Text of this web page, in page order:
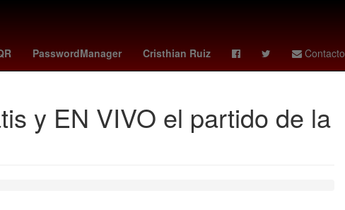
PasswordManager Cristhian Ruiz Contacto
Oscura Paco López Apollo Crews james tolkan
y EN VIVO el partido de la